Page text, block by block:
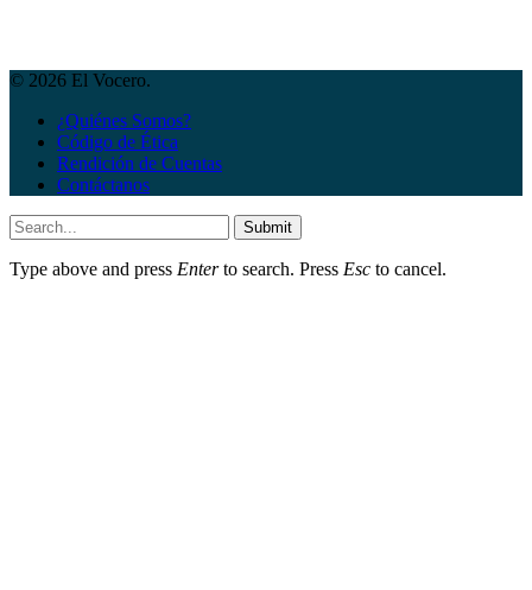
© 2026 El Vocero.
¿Quiénes Somos?
Código de Ética
Rendición de Cuentas
Contáctanos
Submit
Type above and press Enterto search. Press Esc to cancel.